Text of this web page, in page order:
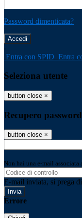
Password dimenticata?
-
Entra con SPID Entra
Seleziona utente
button close ×
Recupero password
button close ×
Non hai una e-mail
E-mail inviata, si prega
Errore